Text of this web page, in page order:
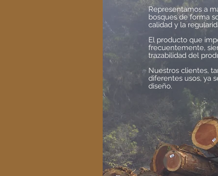
Representamos a
bosques de forma
calidad y la
El producto que
frecuentemente,
trazabilidad del
Nuestros clientes,
diferentes usos, ya
diseño.